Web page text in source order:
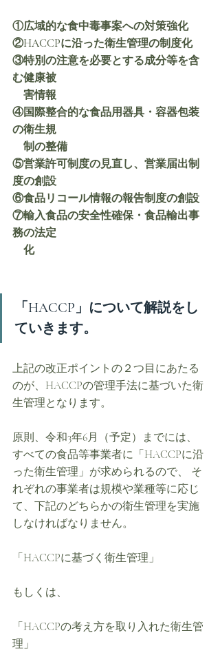
①広域的な食中毒事案への対策強化
②HACCPに沿った衛生管理の制度化
③特別の注意を必要とする成分等を含
む健康被
害情報
④国際整合的な食品用器具・容器包装
の衛生規
    制の整備
⑤営業許可制度の見直し、営業届出制
度の創設
⑥食品リコール情報の報告制度の創設
⑦輸入食品の安全性確保・食品輸出事
務の法定
化
「HACCP」について解説をし
ていきます。
上記の改正ポイントの２つ目にあたる
のが、HACCPの管理手法に基づいた衛
生管理となります。
原則、令和3年6月（予定）までには、
すべての食品等事業者に「HACCPに沿
った衛生管理」が求められるので、 そ
れぞれの事業者は規模や業種等に応じ
て、下記のどちらかの衛生管理を実施
しなければなりません。
「HACCPに基づく衛生管理」
もしくは、
「HACCPの考え方を取り入れた衛生管
理」